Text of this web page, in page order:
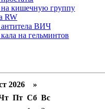
кишечную группу
RW
ВИЧ
на гельминтов
2026 »
Пт Сб Вс